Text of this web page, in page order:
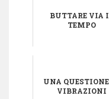
BUTTARE VIA
TEMPO
UNA
VIBRAZIONI